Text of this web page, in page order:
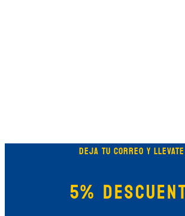
DEJA TU CORREO Y
5%